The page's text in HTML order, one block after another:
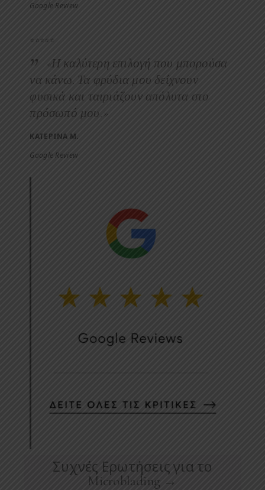
Google Review
⭐⭐⭐⭐⭐
«Η καλύτερη επιλογή που μπορούσα
να κάνω. Τα φρύδια μου δείχνουν
φυσικά και ταιριάζουν απόλυτα στο
πρόσωπό μου.»
ΚΑΤΕΡΙΝΑ Μ.
Google Review
Συχνές Ερωτήσεις για το
Microblading →